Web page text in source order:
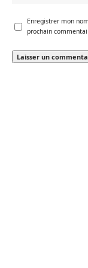
Enregistrer mon
prochain